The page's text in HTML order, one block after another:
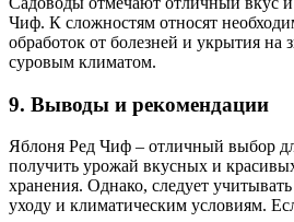
Чиф. К сложностям относят
обработок от болезней и укрытия на
суровым климатом.
9. Выводы и рекомендации
Яблоня Ред Чиф – отличный выбор
получить урожай вкусных и
хранения. Однако, следует учитывать
уходу и климатическим условиям.